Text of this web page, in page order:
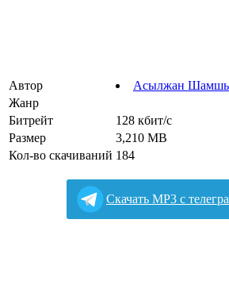
Автор
Асылжан
Жанр
Битрейт
128 кбит/с
Размер
3,210 MB
Кол-во скачиваний 184
Cкачать MP3 с